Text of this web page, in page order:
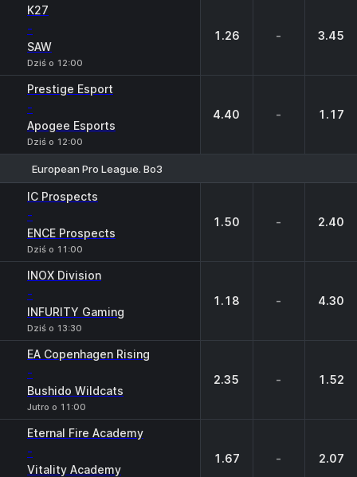
K27
-
SAW
Dziś o 12:00
1.26 - 3.45
Prestige Esport
-
Apogee Esports
Dziś o 12:00
4.40 - 1.17
European Pro League. Bo3
IC Prospects
-
ENCE Prospects
Dziś o 11:00
1.50 - 2.40
INOX Division
-
INFURITY Gaming
Dziś o 13:30
1.18 - 4.30
EA Copenhagen Rising
-
Bushido Wildcats
Jutro o 11:00
2.35 - 1.52
Eternal Fire Academy
-
Vitality Academy
1.67 - 2.07